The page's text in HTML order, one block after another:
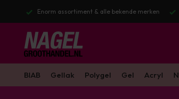
Enorm assortiment & alle bekende merken
BIAB Gellak Polygel Gel Acryl